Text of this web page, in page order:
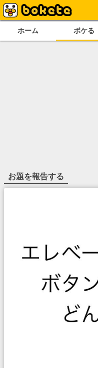
ホーム ボケる
お題を報告する